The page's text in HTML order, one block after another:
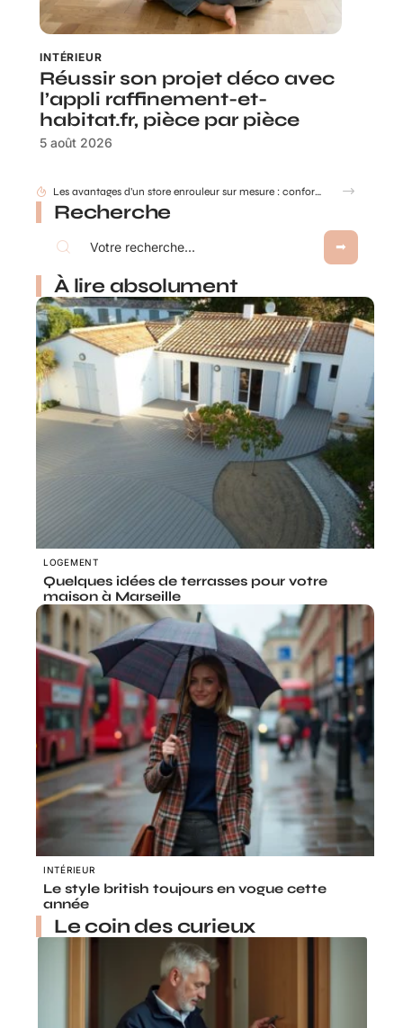
INTÉRIEUR
Réussir son projet déco avec
l’appli raffinement-et-
habitat.fr, pièce par pièce
5 août 2026
Canapé d’angle convertible : nos conseils pour bien choisir selon la taille de votre salon et vos usages
Recherche
À lire absolument
LOGEMENT
Quelques idées de terrasses pour votre
maison à Marseille
INTÉRIEUR
Le style british toujours en vogue cette
année
Le coin des curieux